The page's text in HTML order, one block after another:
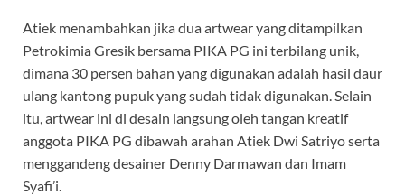
Atiek menambahkan jika dua artwear yang ditampilkan
Petrokimia Gresik bersama PIKA PG ini terbilang unik,
dimana 30 persen bahan yang digunakan adalah hasil daur
ulang kantong pupuk yang sudah tidak digunakan. Selain
itu, artwear ini di desain langsung oleh tangan kreatif
anggota PIKA PG dibawah arahan Atiek Dwi Satriyo serta
menggandeng desainer Denny Darmawan dan Imam
Syafi’i.